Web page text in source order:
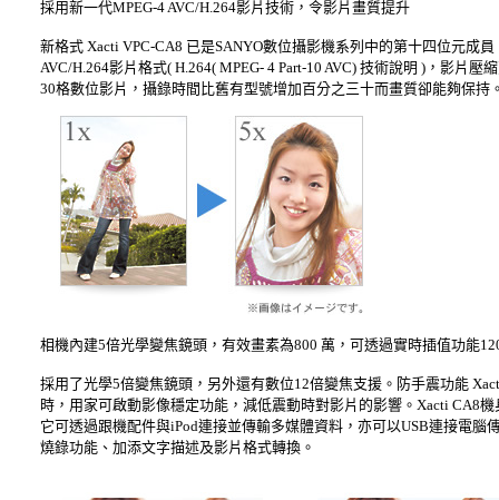
採用新一代MPEG-4 AVC/H.264影片技術，令影片畫質提升
新格式 Xacti VPC-CA8 已是SANYO數位攝影機系列中的第十四位元成
AVC/H.264影片格式( H.264( MPEG- 4 Part-10 AVC) 技術說明 )，影片
30格數位影片，攝錄時間比舊有型號增加百分之三十而畫質卻能夠保持
相機內建5倍光學變焦鏡頭，有效畫素為800 萬，可透過實時插值功能
採用了光學5倍變焦鏡頭，另外還有數位12倍變焦支援。防手震功能
時，用家可啟動影像穩定功能，減低震動時對影片的影響。Xacti CA8
它可透過跟機配件與iPod連接並傳輸多媒體資料，亦可以USB連接電
燒錄功能、加添文字描述及影片格式轉換。